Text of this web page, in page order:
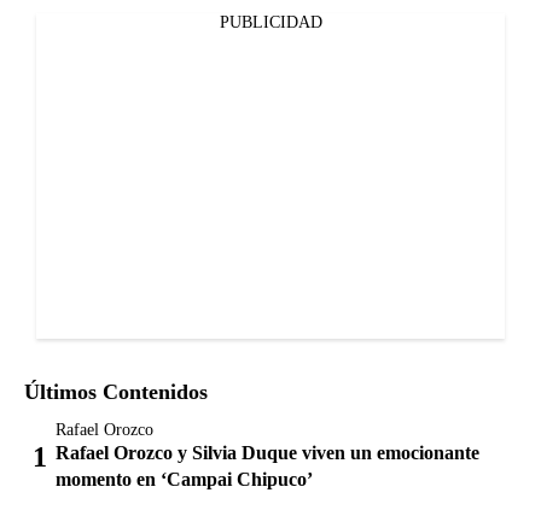
PUBLICIDAD
Últimos Contenidos
Rafael Orozco
Rafael Orozco y Silvia Duque viven un emocionante
momento en ‘Campai Chipuco’